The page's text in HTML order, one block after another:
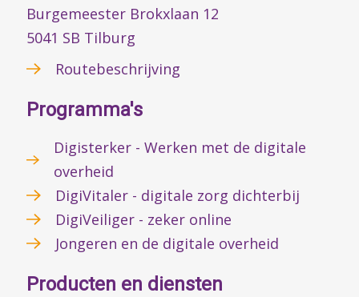
Burgemeester Brokxlaan 12
5041 SB Tilburg
Routebeschrijving
Programma's
Digisterker - Werken met de digitale
overheid
DigiVitaler - digitale zorg dichterbij
DigiVeiliger - zeker online
Jongeren en de digitale overheid
Producten en diensten